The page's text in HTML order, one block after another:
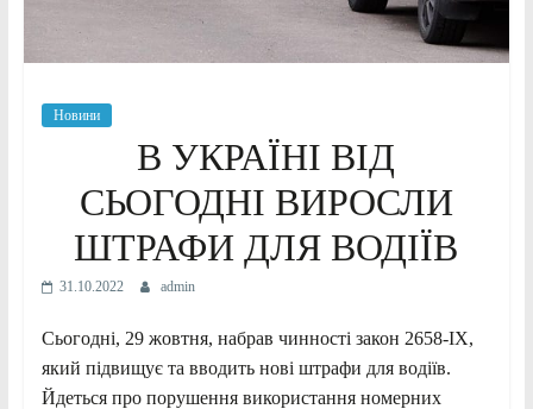
Новини
В УКРАЇНІ ВІД
СЬОГОДНІ ВИРОСЛИ
ШТРАФИ ДЛЯ ВОДІЇВ
31.10.2022 admin
Сьогодні, 29 жовтня, набрав чинності закон 2658-IX,
який підвищує та вводить нові штрафи для водіїв.
Йдеться про порушення використання номерних